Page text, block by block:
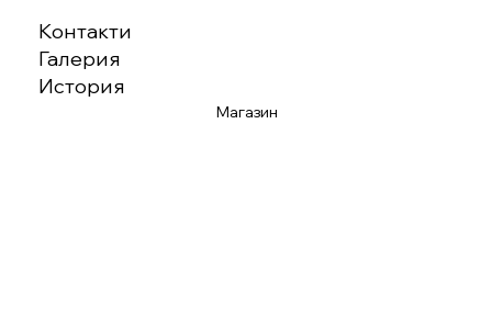
Контакти
Галерия
История
Магазин